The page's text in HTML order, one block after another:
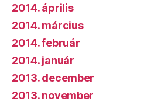
2014. április
2014. március
2014. február
2014. január
2013. december
2013. november